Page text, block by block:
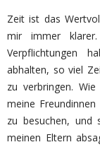
Zeit ist das
mir immer
Verpflichtungen
abhalten, so viel
zu verbringen.
meine Freundinnen
zu besuchen, und
meinen Eltern